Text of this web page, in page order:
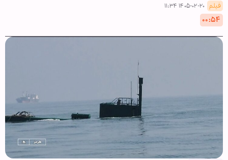
فیلم ۱۴۰۵-۰۲-۲۰ ۱۱:۳۴
۰۰:۵۴